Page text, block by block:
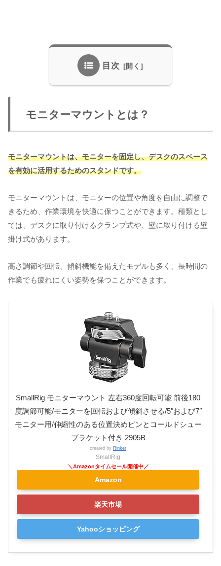
目次
モニターマウントとは？
モニターマウントは、モニターを固定し、デスクのスペース
を有効に活用するためのスタンドです。
モニターマウントは、モニターの位置や角度を自由に調整で
きるため、作業環境を快適に保つことができます。種類とし
ては、デスクに取り付けるクランプ式や、壁に取り付ける壁
掛け式があります。
高さ調節や回転、傾斜機能を備えたモデルも多く、長時間の
作業でも疲れにくい姿勢を保つことができます。
SmallRig モニターマウント 左右360度回転可能 前後180
度調節可能/モニターを回転および傾斜させる/5″および7″
モニター用/伸縮性のある位置決めピンとコールドシュー
ブラケット付き 2905B
created by Rinker
SmallRig
Amazon
楽天市場
Yahooショッピング